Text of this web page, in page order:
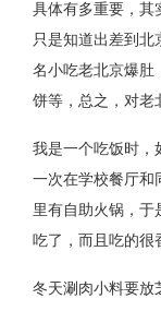
具体有多重要，其
只是知道出差到北
名小吃老北京爆肚
饼等，总之，对老
我是一个吃饭时，
一次在学校餐厅和
里有自助火锅，于
吃了，而且吃的很
冬天涮肉小料要放